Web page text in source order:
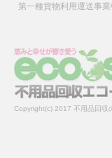
第一種貨物利用運送事
Copyright(c) 2017 不用品回収